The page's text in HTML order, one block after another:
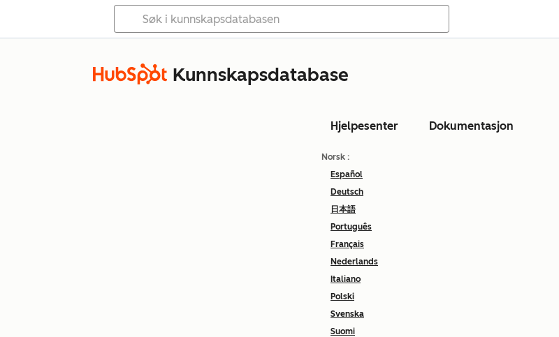
Kunnskapsdatabase
Hjelpesenter Dokumentasjon
Norsk :
Español
Deutsch
日本語
Português
Français
Nederlands
Italiano
Polski
Svenska
Suomi